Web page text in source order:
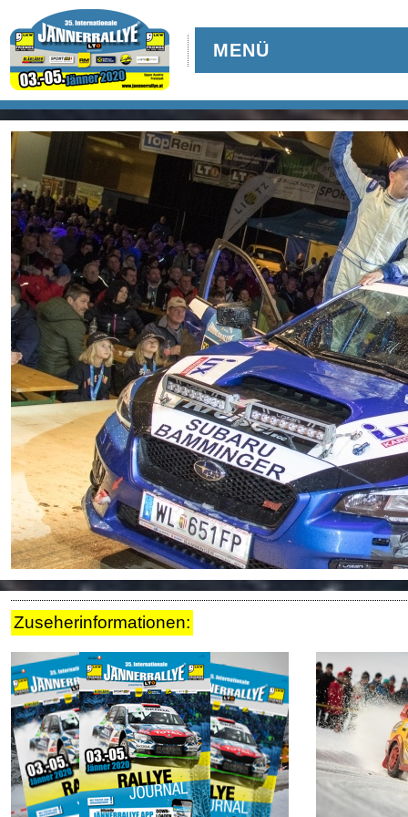
MENÜ
Downloads
Online-Aushang
Regional Rallye Cup
Nennung
Nennliste
Zeitplan
Streckenplan
Zimmernachweis
Rallyeshop
Online-Ticketshop
Tickets
Ticket AGB
Rallye-Journal
Kontakt
ZUSEHER
Zuseherinformationen
Jännerrallye APP
Rallye-Simulator
Zeitplan
Nennliste
Streckenplan
Zuseherinformationen: